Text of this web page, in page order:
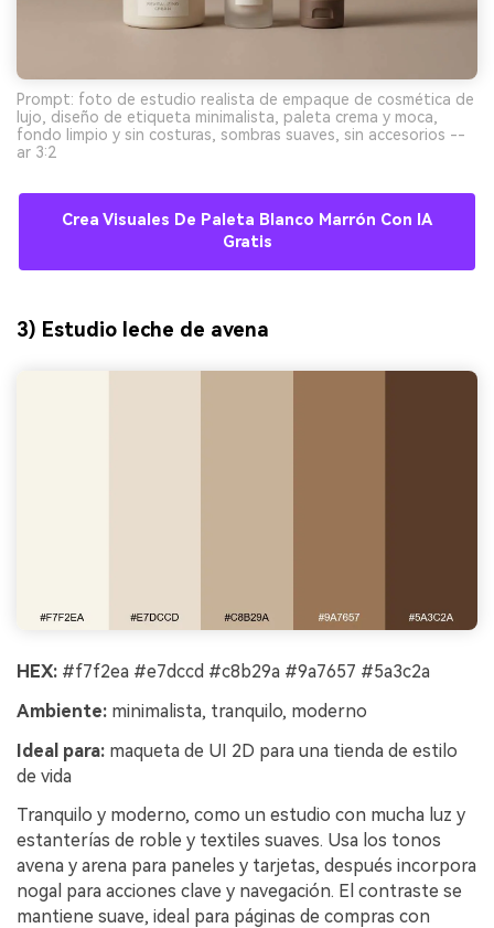
Prompt: foto de estudio realista de empaque de cosmética de
lujo, diseño de etiqueta minimalista, paleta crema y moca,
fondo limpio y sin costuras, sombras suaves, sin accesorios --
ar 3:2
Crea Visuales De Paleta Blanco Marrón Con IA
Gratis
3) Estudio leche de avena
HEX: #f7f2ea #e7dccd #c8b29a #9a7657 #5a3c2a
Ambiente: minimalista, tranquilo, moderno
Ideal para: maqueta de UI 2D para una tienda de estilo
de vida
Tranquilo y moderno, como un estudio con mucha luz y
estanterías de roble y textiles suaves. Usa los tonos
avena y arena para paneles y tarjetas, después incorpora
nogal para acciones clave y navegación. El contraste se
mantiene suave, ideal para páginas de compras con